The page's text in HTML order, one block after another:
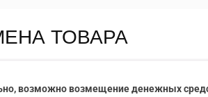
ТОВАРА
возможно возмещение денежных